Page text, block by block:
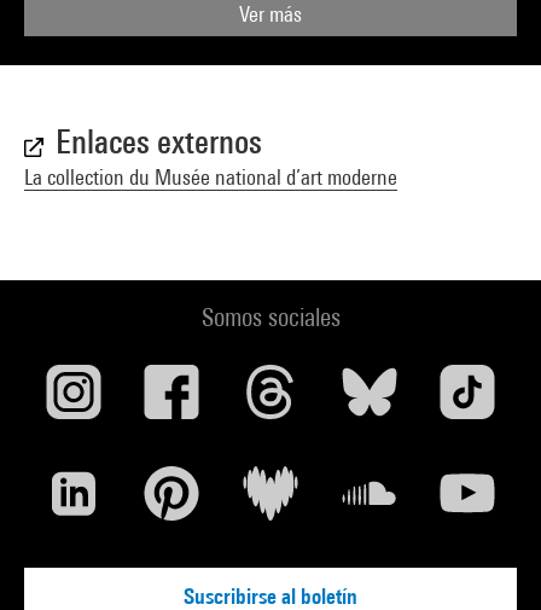
Ver más
Enlaces externos
La collection du Musée national d’art moderne
Somos sociales
Suscribirse al boletín